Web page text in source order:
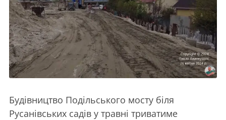
Будівництво Подільського мосту біля
Русанівських садів у травні триватиме